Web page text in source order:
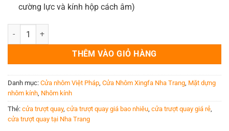
cường lực và kính hộp cách âm)
Cửa trượt quay số lượng
THÊM VÀO GIỎ HÀNG
Danh mục: Cửa nhôm Việt Pháp, Cửa Nhôm Xingfa Nha Trang, Mặt dựng
nhôm kính, Nhôm kính
Thẻ: cửa trượt quay, cửa trượt quay giá bao nhiêu, cửa trượt quay giá rẻ,
cửa trượt quay tại Nha Trang